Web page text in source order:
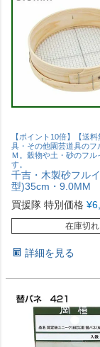
【ポイント10倍】【送
具・その他園芸道具のフ
Ｍ。穀物や土・砂のフル
す。
千吉・木製砂フル
型)35cm・9.0MM
買援隊 特別価格 ¥
在庫切れ
詳細を見る